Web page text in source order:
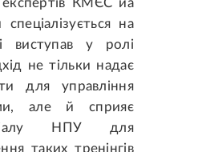
КМЄС иа
на
виступав у ролі
не тільки надає
для управління
але й сприяє
НПУ для
таких тренінгів